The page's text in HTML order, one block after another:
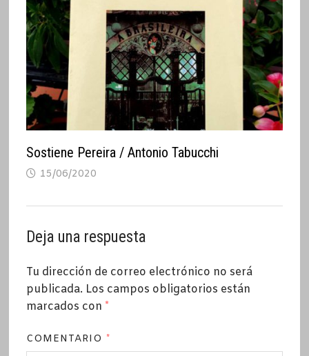
Sostiene Pereira / Antonio Tabucchi
15/06/2020
Deja una respuesta
Tu dirección de correo electrónico no será
publicada. Los campos obligatorios están
marcados con *
COMENTARIO *